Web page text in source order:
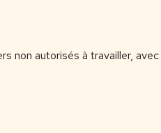
non autorisés à travailler,